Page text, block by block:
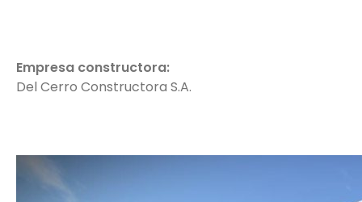
Empresa constructora:
Del Cerro Constructora S.A.